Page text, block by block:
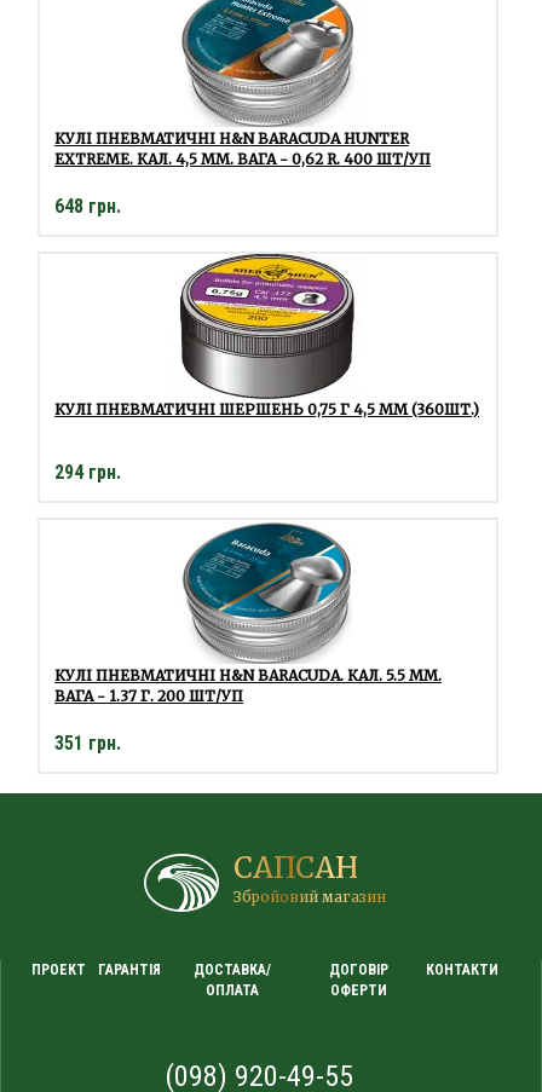
КУЛІ ПНЕВМАТИЧНІ H&N BARACUDA HUNTER
EXTREME. КАЛ. 4,5 ММ. ВАГА - 0,62 R. 400 ШТ/УП
648 грн.
КУЛІ ПНЕВМАТИЧНІ ШЕРШЕНЬ 0,75 Г 4,5 ММ (360ШТ.)
294 грн.
КУЛІ ПНЕВМАТИЧНІ H&N BARACUDA. КАЛ. 5.5 ММ.
ВАГА - 1.37 Г. 200 ШТ/УП
351 грн.
САПСАН
Збройовий магазин
ПРОЕКТ ГАРАНТІЯ
ДОСТАВКА/
ОПЛАТА
ДОГОВІР
ОФЕРТИ
КОНТАКТИ
(098) 920-49-55